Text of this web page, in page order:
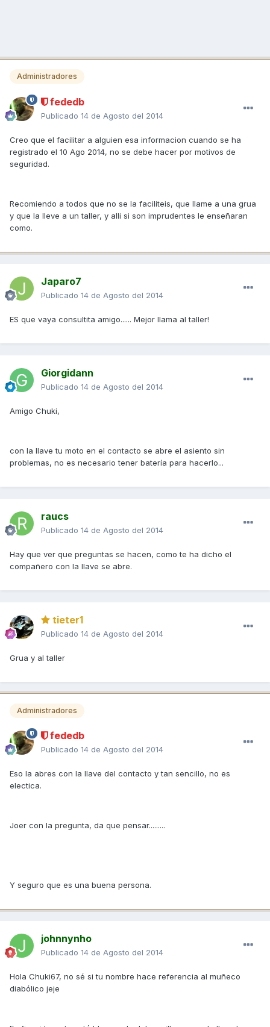
Administradores
fededb
Publicado 14 de Agosto del 2014
Creo que el facilitar a alguien esa informacion cuando se ha
registrado el 10 Ago 2014, no se debe hacer por motivos de
seguridad.
Recomiendo a todos que no se la faciliteis, que llame a una grua
y que la lleve a un taller, y alli si son imprudentes le enseñaran
como.
Japaro7
Publicado 14 de Agosto del 2014
ES que vaya consultita amigo...... Mejor llama al taller!
Giorgidann
Publicado 14 de Agosto del 2014
Amigo Chuki,
con la llave tu moto en el contacto se abre el asiento sin
problemas, no es necesario tener batería para hacerlo...
raucs
Publicado 14 de Agosto del 2014
Hay que ver que preguntas se hacen, como te ha dicho el
compañero con la llave se abre.
tieter1
Publicado 14 de Agosto del 2014
Grua y al taller
Administradores
fededb
Publicado 14 de Agosto del 2014
Eso la abres con la llave del contacto y tan sencillo, no es
electica.
Joer con la pregunta, da que pensar.........
Y seguro que es una buena persona.
johnnynho
Publicado 14 de Agosto del 2014
Hola Chuki67, no sé si tu nombre hace referencia al muñeco
diabólico jeje